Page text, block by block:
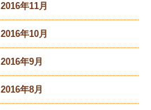
2016年11月
2016年10月
2016年9月
2016年8月